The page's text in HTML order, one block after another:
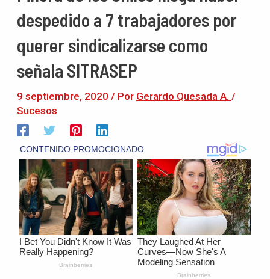
despedido a 7 trabajadores por
querer sindicalizarse como
señala SITRASEP
9 septiembre, 2020 / Por Gerardo Quesada A. /
Sucesos